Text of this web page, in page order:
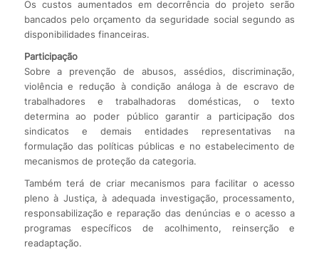
Os custos aumentados em decorrência do projeto serão
bancados pelo orçamento da seguridade social segundo as
disponibilidades financeiras.
Participação
Sobre a prevenção de abusos, assédios, discriminação,
violência e redução à condição análoga à de escravo de
trabalhadores e trabalhadoras domésticas, o texto
determina ao poder público garantir a participação dos
sindicatos e demais entidades representativas na
formulação das políticas públicas e no estabelecimento de
mecanismos de proteção da categoria.
Também terá de criar mecanismos para facilitar o acesso
pleno à Justiça, à adequada investigação, processamento,
responsabilização e reparação das denúncias e o acesso a
programas específicos de acolhimento, reinserção e
readaptação.